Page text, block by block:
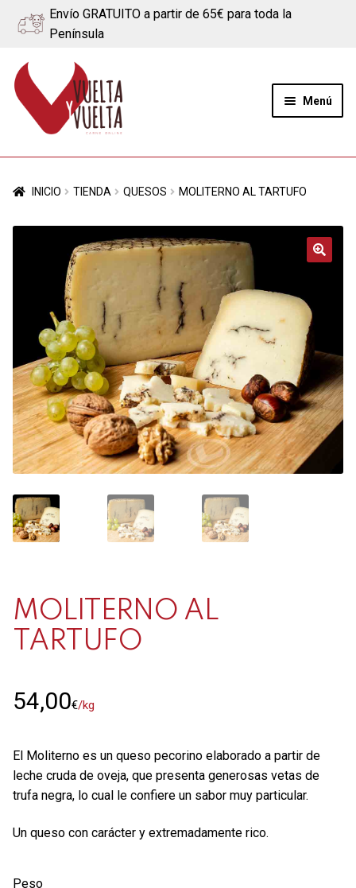
Envío GRATUITO a partir de 65€ para toda la
Península
Ir
a
navegación
Ir
al
contenido
Menú
Quiénes somos
Ternera
Contacto
Mi cuenta
0 productos
INICIO TIENDA QUESOS MOLITERNO AL TARTUFO
MOLITERNO AL
TARTUFO
54,00€/kg
El Moliterno es un queso pecorino elaborado a partir de
leche cruda de oveja, que presenta generosas vetas de
trufa negra, lo cual le confiere un sabor muy particular.
Un queso con carácter y extremadamente rico.
Peso